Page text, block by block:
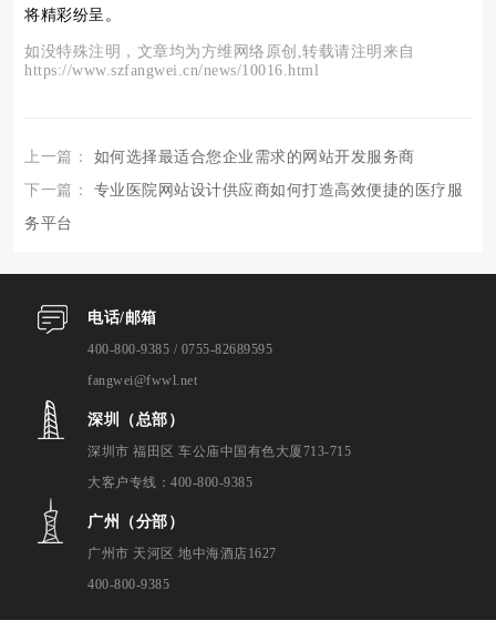
将精彩纷呈。
如没特殊注明，文章均为方维网络原创,转载请注明来自
https://www.szfangwei.cn/news/10016.html
上一篇： 如何选择最适合您企业需求的网站开发服务商
下一篇： 专业医院网站设计供应商如何打造高效便捷的医疗服
务平台
电话/邮箱
400-800-9385 / 0755-82689595
fangwei@fwwl.net
深圳（总部）
深圳市 福田区 车公庙中国有色大厦713-715
大客户专线：400-800-9385
广州（分部）
广州市 天河区 地中海酒店1627
400-800-9385